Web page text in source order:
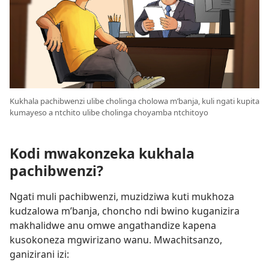
Kukhala pachibwenzi ulibe cholinga cholowa m’banja, kuli ngati kupita
kumayeso a ntchito ulibe cholinga choyamba ntchitoyo
Kodi mwakonzeka kukhala
pachibwenzi?
Ngati muli pachibwenzi, muzidziwa kuti mukhoza
kudzalowa m’banja, choncho ndi bwino kuganizira
makhalidwe anu omwe angathandize kapena
kusokoneza mgwirizano wanu. Mwachitsanzo,
ganizirani izi: